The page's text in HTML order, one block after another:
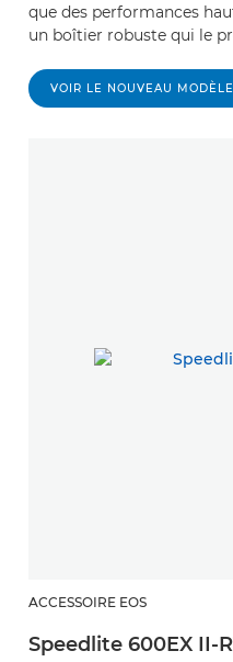
que des performances
un boîtier robuste qui le
VOIR LE NOUVEAU MODÈLE
ACCESSOIRE EOS
Speedlite 600EX II-